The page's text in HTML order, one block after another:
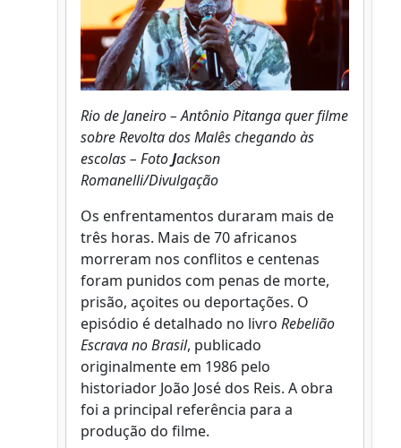
Rio de Janeiro – Antônio Pitanga quer filme
sobre Revolta dos Malês chegando às
escolas – FotoJackson
Romanelli/Divulgação
Os enfrentamentos duraram mais de
três horas. Mais de 70 africanos
morreram nos conflitos e centenas
foram punidos com penas de morte,
prisão, açoites ou deportações. O
episódio é detalhado no livro Rebelião
Escrava no Brasil, publicado
originalmente em 1986 pelo
historiador João José dos Reis. A obra
foi a principal referência para a
produção do filme.